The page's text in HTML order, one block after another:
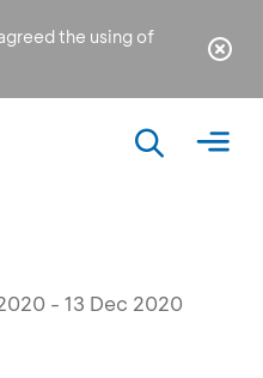
the using of
- 13 Dec 2020